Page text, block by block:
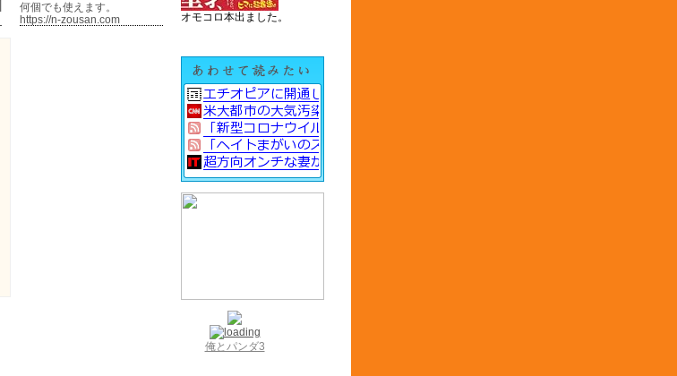
何個でも使えます。
https://n-zousan.com
オモコロ本出ました。
俺とパンダ3